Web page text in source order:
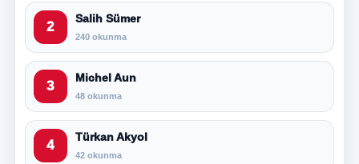
2
Salih Sümer
240 okunma
3
Michel Aun
48 okunma
4
Türkan Akyol
42 okunma